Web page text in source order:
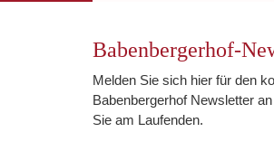
Babenbergerhof-
Melden Sie sich hier für den
Babenbergerhof Newsletter
Sie am Laufenden.